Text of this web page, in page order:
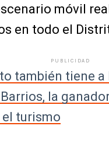
móvil
en todo el
PUBLICIDAD
también tiene a
la
el turismo